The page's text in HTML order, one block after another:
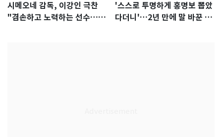
시메오네 감독, 이강인 극찬
"겸손하고 노력하는 선수…좋
'스스로 투명하게 홍명보 뽑았
다더니'…2년 만에 말 바꾼 이